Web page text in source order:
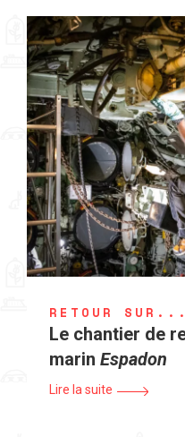
RETOUR SUR...
Le chantier de
marin Espadon
Lire la suite